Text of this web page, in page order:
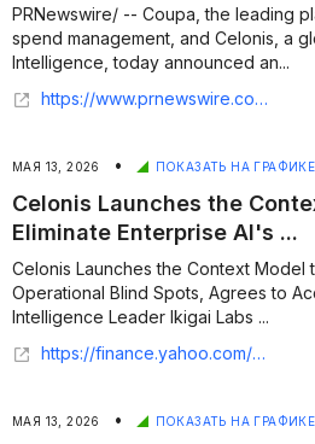
PRNewswire/ -- Coupa, the leading
spend management, and Celonis, a
Intelligence, today announced an...
https://www.prnewswire.com/news-releases/coupa-and-celonis-collaborate-to-eliminate-value-leakage-across-autonomous-spend-management-302770500.html
МАЯ 13, 2026 • ПОКАЗАТЬ НА ГРАФИКЕ
Celonis Launches the
Eliminate Enterprise AI's ...
Celonis Launches the Context Model
Operational Blind Spots, Agrees to
Intelligence Leader Ikigai Labs ...
https://finance.yahoo.com/sectors/technology/articles/celonis-launches-context-model-eliminate-103000770.html
МАЯ 13, 2026 • ПОКАЗАТЬ НА ГРАФИКЕ